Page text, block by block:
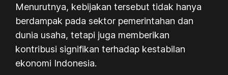
Menurutnya, kebijakan tersebut tidak hanya
berdampak pada sektor pemerintahan dan
dunia usaha, tetapi juga memberikan
kontribusi signifikan terhadap kestabilan
ekonomi Indonesia.